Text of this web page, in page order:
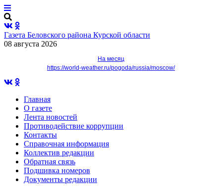
Газета Беловского района Курской области
08 августа 2026
На месяц
https://world-weather.ru/pogoda/russia/moscow/
Главная
О газете
Лента новостей
Противодействие коррупции
Контакты
Справочная информация
Коллектив редакции
Обратная связь
Подшивка номеров
Документы редакции